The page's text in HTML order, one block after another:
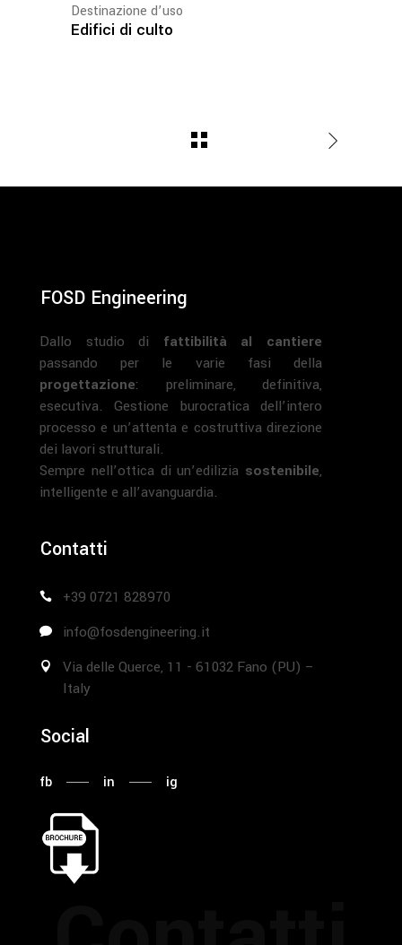
Destinazione d’uso
Edifici di culto
FOSD Engineering
Dallo studio di fattibilità al cantiere
passando per le varie fasi della
progettazione: preliminare, definitiva,
esecutiva. Gestione burocratica dell’intero
processo e un’attenta e costruttiva direzione
dei lavori strutturali.
Sempre nell’ottica di un’edilizia sostenibile,
intelligente e all’avanguardia.
Contatti
+39 0721 828970
info@fosdengineering.it
Via delle Querce, 11 - 61032 Fano (PU) –
Italy
Social
fb in ig